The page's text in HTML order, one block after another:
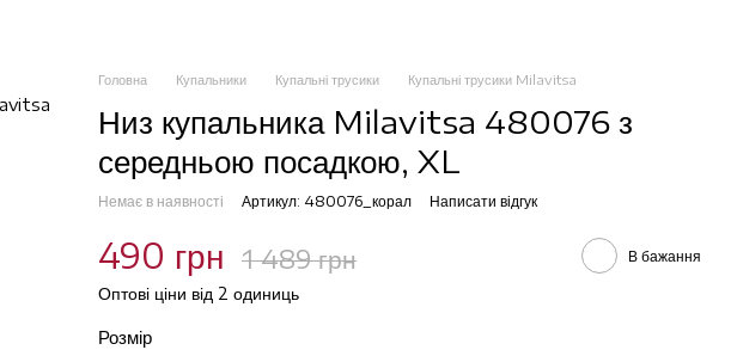
Головна Купальники Купальні трусики Купальні трусики Milavitsa
Низ купальника Milavitsa 480076 з
середньою посадкою, XL
Немає в наявності Артикул: 480076_корал Написати відгук
490 грн 1 489 грн В бажання
Оптові ціни від 2 одиниць
Розмір